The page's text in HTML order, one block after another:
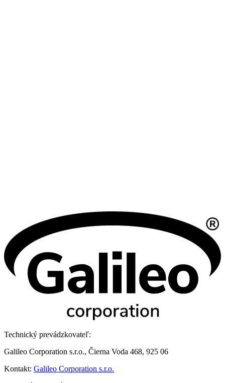
Technický prevádzkovateľ:
Galileo Corporation s.r.o., Čierna Voda 468, 925 06
Kontakt: Galileo Corporation s.r.o.